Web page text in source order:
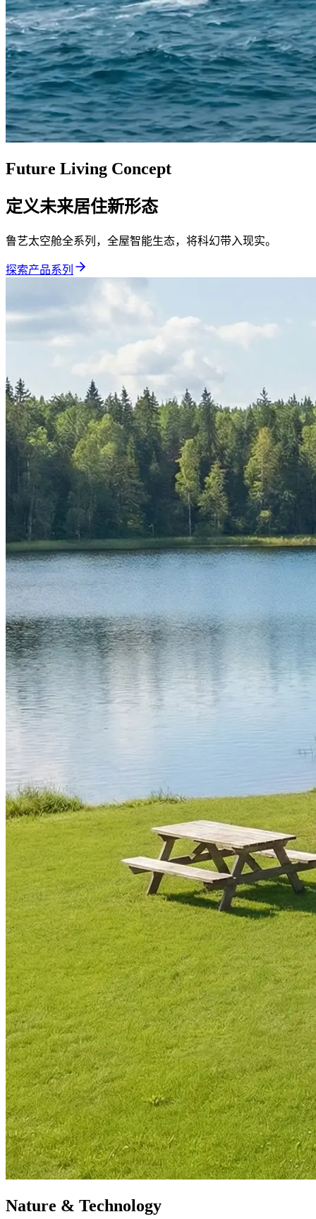
Future Living Concept
定义未来居住新形态
鲁艺太空舱全系列，全屋智能生态，将科幻带入现实。
探索产品系列
Nature & Technology